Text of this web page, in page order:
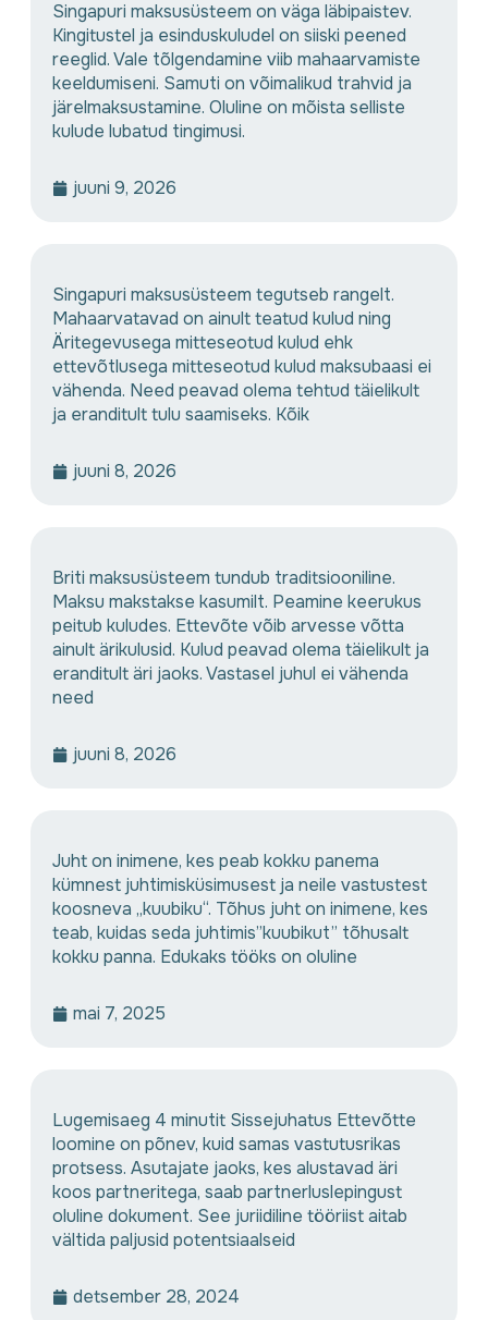
Singapuri maksusüsteem on väga läbipaistev.
Kingitustel ja esinduskuludel on siiski peened
reeglid. Vale tõlgendamine viib mahaarvamiste
keeldumiseni. Samuti on võimalikud trahvid ja
järelmaksustamine. Oluline on mõista selliste
kulude lubatud tingimusi.
juuni 9, 2026
Singapuri maksusüsteem tegutseb rangelt.
Mahaarvatavad on ainult teatud kulud ning
Äritegevusega mitteseotud kulud ehk
ettevõtlusega mitteseotud kulud maksubaasi ei
vähenda. Need peavad olema tehtud täielikult
ja eranditult tulu saamiseks. Kõik
juuni 8, 2026
Briti maksusüsteem tundub traditsiooniline.
Maksu makstakse kasumilt. Peamine keerukus
peitub kuludes. Ettevõte võib arvesse võtta
ainult ärikulusid. Kulud peavad olema täielikult ja
eranditult äri jaoks. Vastasel juhul ei vähenda
need
juuni 8, 2026
Juht on inimene, kes peab kokku panema
kümnest juhtimisküsimusest ja neile vastustest
koosneva „kuubiku“. Tõhus juht on inimene, kes
teab, kuidas seda juhtimis”kuubikut” tõhusalt
kokku panna. Edukaks tööks on oluline
mai 7, 2025
Lugemisaeg 4 minutit Sissejuhatus Ettevõtte
loomine on põnev, kuid samas vastutusrikas
protsess. Asutajate jaoks, kes alustavad äri
koos partneritega, saab partnerluslepingust
oluline dokument. See juriidiline tööriist aitab
vältida paljusid potentsiaalseid
detsember 28, 2024